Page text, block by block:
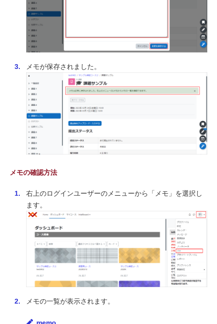
メモが保存されました。
メモの確認方法
右上のログインユーザーのメニューから「メモ」を選択し
ます。
メモの一覧が表示されます。
memo